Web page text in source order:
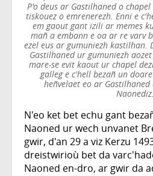
P'o deus ar Gastilhaned o
tiskouez o emrenerezh. Enni e
em gaout gant izili ar memes
mañ a embann e oa ar re varv
ezel eus ar gumuniezh kastilhan.
Gastilhaned ur gumuniezh
mare-se evit kaout ur chapel
galleg e c'hell bezañ un
heñvelaet eo ar
Naonediz.
N'eo ket bet echu gant
Naoned ur wech unvanet
gwir, d'an 29 a viz Kerzu
dreistwirioù bet da
Naoned en-dro, ar gwir da